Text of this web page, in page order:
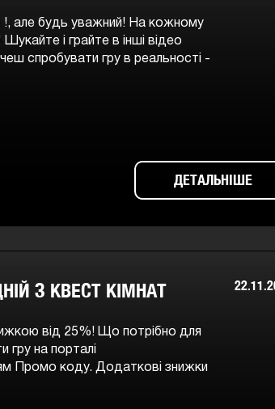
!, але будь уважний! На кожному
і грайте в інші відео
спробувати гру в реальності -
ДЕТАЛЬНІШЕ
З КВЕСТ КІМНАТ
від 25%! Що потрібно для
на порталі
Промо коду. Додаткові знижки